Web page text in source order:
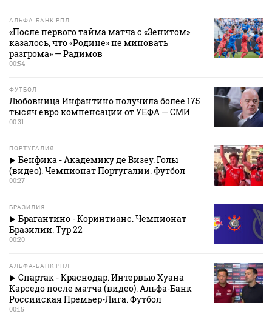
АЛЬФА-БАНК РПЛ
«После первого тайма матча с «Зенитом»
казалось, что «Родине» не миновать
разгрома» — Радимов
00:54
ФУТБОЛ
Любовница Инфантино получила более 175
тысяч евро компенсации от УЕФА — СМИ
00:31
ПОРТУГАЛИЯ
Бенфика - Академику де Визеу. Голы
(видео). Чемпионат Португалии. Футбол
00:27
БРАЗИЛИЯ
Брагантино - Коринтианс. Чемпионат
Бразилии. Тур 22
00:20
АЛЬФА-БАНК РПЛ
Спартак - Краснодар. Интервью Хуана
Карседо после матча (видео). Альфа-Банк
Российская Премьер-Лига. Футбол
00:15